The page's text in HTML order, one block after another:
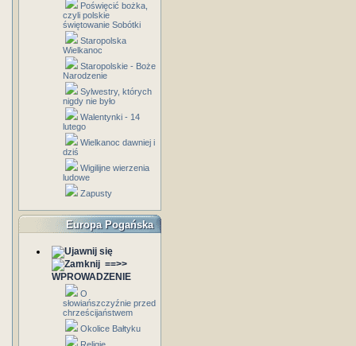
Poświęcić bożka,
czyli polskie
świętowanie Sobótki
Staropolska
Wielkanoc
Staropolskie - Boże
Narodzenie
Sylwestry, których
nigdy nie było
Walentynki - 14
lutego
Wielkanoc dawniej i
dziś
Wigilijne wierzenia
ludowe
Zapusty
Europa Pogańska
==>>
WPROWADZENIE
O
słowiańszczyźnie przed
chrześcijaństwem
Okolice Bałtyku